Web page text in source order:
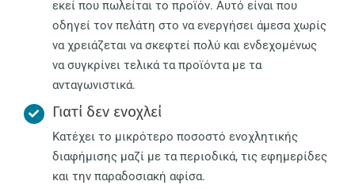
εκεί που πωλείται το προϊόν. Αυτό είναι που
οδηγεί τον πελάτη στο να ενεργήσει άμεσα χωρίς
να χρειάζεται να σκεφτεί πολύ και ενδεχομένως
να συγκρίνει τελικά τα προϊόντα με τα
ανταγωνιστικά.
Γιατί δεν ενοχλεί
Κατέχει το μικρότερο ποσοστό ενοχλητικής
διαφήμισης μαζί με τα περιοδικά, τις εφημερίδες
και την παραδοσιακή αφίσα.